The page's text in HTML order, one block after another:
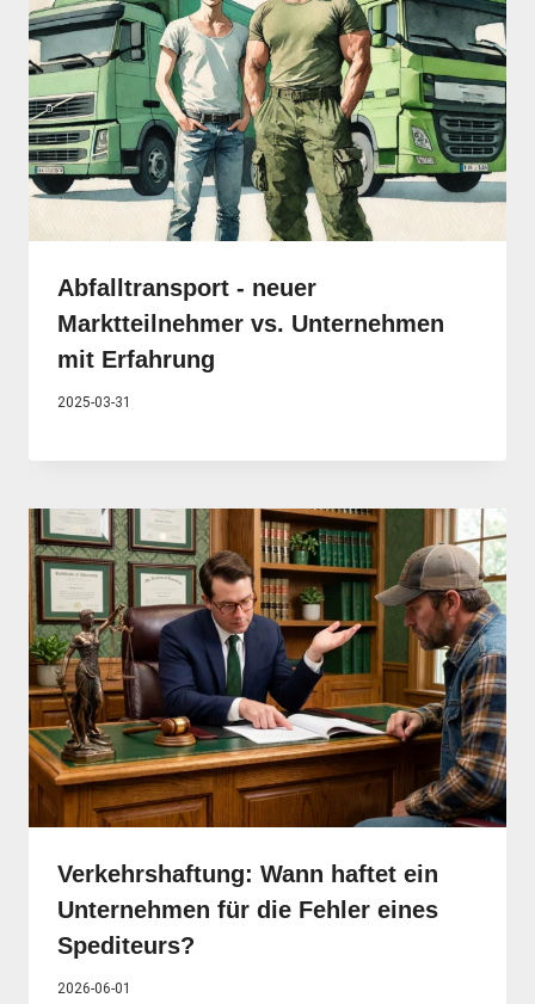
Abfalltransport - neuer
Marktteilnehmer vs. Unternehmen
mit Erfahrung
2025-03-31
Verkehrshaftung: Wann haftet ein
Unternehmen für die Fehler eines
Spediteurs?
2026-06-01